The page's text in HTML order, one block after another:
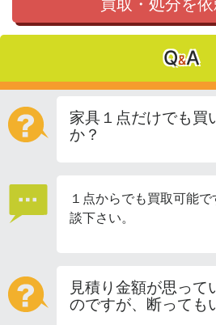
Q&A
家具１点だけでも買
か？
１点からでも買取可能
談下さい。
見積り金額が思って
のですが、断っても